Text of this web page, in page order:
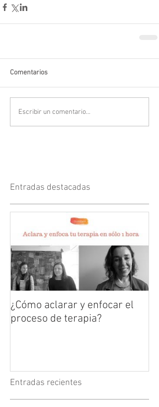
Comentarios
Escribir un comentario...
Entradas destacadas
¿Cómo aclarar y enfocar el
proceso de terapia?
Entradas recientes